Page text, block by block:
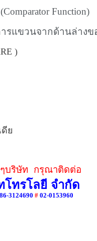
Function)
แขวนจากด้านล่างขอ
)
ย
ๆบริษัท กรุณาติดต่อ
ทรโลยี จำกัด
3124690 # 02-0153960